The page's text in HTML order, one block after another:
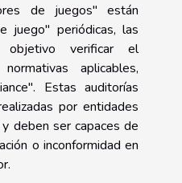
de juegos" están
juego" periódicas, las
objetivo verificar el
aplicables,
Estas auditorías
por entidades
deben ser capaces de
o inconformidad en